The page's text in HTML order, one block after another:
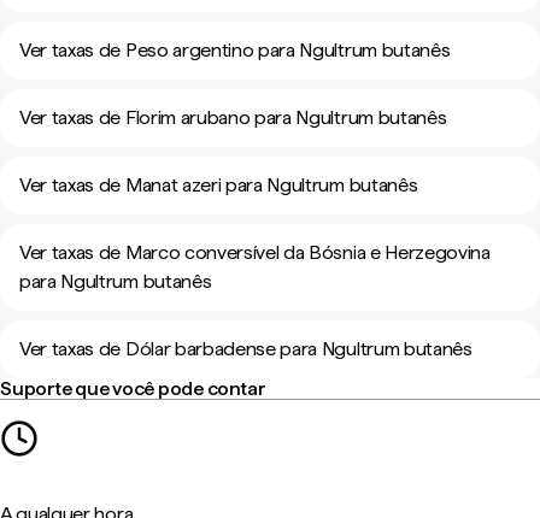
Ver taxas de Peso argentino para Ngultrum butanês
Ver taxas de Florim arubano para Ngultrum butanês
Ver taxas de Manat azeri para Ngultrum butanês
Ver taxas de Marco conversível da Bósnia e Herzegovina
para Ngultrum butanês
Ver taxas de Dólar barbadense para Ngultrum butanês
Suporte que você pode contar